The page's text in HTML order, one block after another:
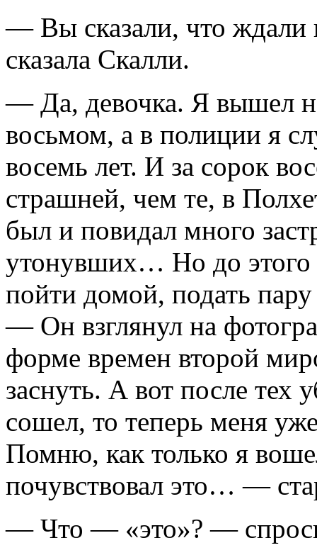
— Вы сказали, что ждали
сказала Скалли.
— Да, девочка. Я вышел
восьмом, а в полиции я
восемь лет. И за сорок
страшней, чем те, в
был и повидал много
утонувших… Но до этого
пойти домой, подать
— Он взглянул на
форме времен второй
заснуть. А вот после тех
сошел, то теперь меня
Помню, как только я
почувствовал это… —
— Что — «это»? —